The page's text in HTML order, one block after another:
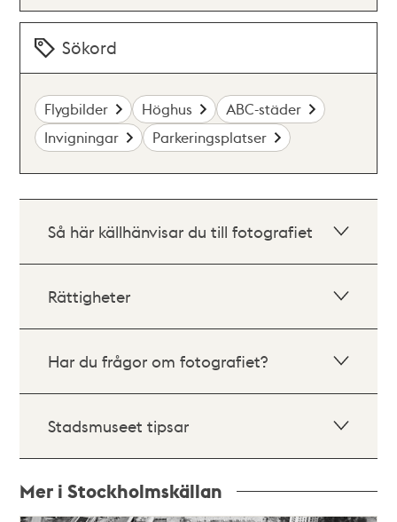
Sökord
Flygbilder Höghus
ABC-städer
Invigningar
Parkeringsplatser
Så här källhänvisar du till fotografiet
Rättigheter
Har du frågor om fotografiet?
Stadsmuseet tipsar
Mer i Stockholmskällan